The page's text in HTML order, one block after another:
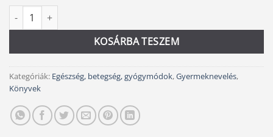
Láthatatlan akadályok mennyiség
KOSÁRBA TESZEM
Alternative:
Kategóriák: Egészség, betegség, gyógymódok,Gyermeknevelés,
Könyvek